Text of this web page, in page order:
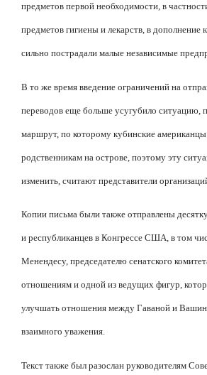
предметов первой необходимости, в
предметов гигиены и лекарств, в дополнение
сильно пострадали малые независимые
В то же время введение ограничений на
переводов еще больше усугубило ситуацию,
маршрут, по которому кубинские
родственникам на острове, поэтому эту
изменить, считают представители
Копии письма были также отправлены
и республиканцев в Конгрессе США, в том
Менендесу, председателю сенатского
отношениям и одной из ведущих фигур,
улучшать отношения между Гаваной и
взаимного уважения.
Текст также был разослан руководителям